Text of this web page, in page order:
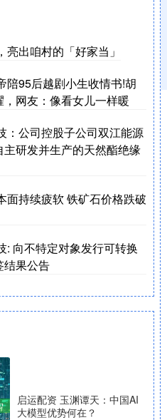
出咱村的「好家当」
陪95后越剧小生收情书!胡
网友：像看女儿一样暖
：公司控股子公司双江能源
研发并生产的天然酯绝缘
面持续疲软 铁矿石价格跌破
: 向不特定对象发行可转换
结果公告
启运配资 玉渊谭天：中国AI
大模型优势何在？